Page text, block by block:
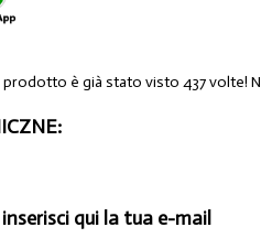
è già stato visto 437 volte!
qui la tua e-mail